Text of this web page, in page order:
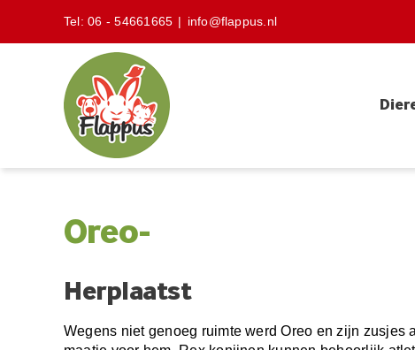
content
Tel:06 - 54661665 | info@flappus.nl
Oreo-
Herplaatst
Wegens niet genoeg ruimte werd Oreo en zijn zusjes